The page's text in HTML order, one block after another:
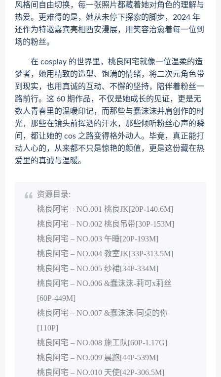
风格间自由切换，每一张照片都藏着她对角色的理解与
热爱。更难得的是，她从未停下探索的脚步，2024 年
还作为特邀嘉宾亮相西安漫展，用笑容治愈着每一位到
场的粉丝。
在 cosplay 的世界里，桃良阿宅就像一位温柔的造
梦者，她用精致的造型、饱满的情绪，将二次元角色带
到现实，也用真诚的互动、不懈的坚持，陪伴着粉丝一
路前行。这 60 期作品，不仅是她成长的见证，更是无
数人青春里的温暖印记，而那些与蠢沫沫并肩创作的时
光，那些在镜头前挥洒的汗水，那些倾听粉丝心声的瞬
间，都让她的 cos 之路变得格外动人。毕竟，真正能打
动人心的，从来都不只是惊艳的颜值，更是这份藏在热
爱里的真诚与温暖。
资源目录:
桃良阿宅 – NO.001 桃良JK[20P-140.6M]
桃良阿宅 – NO.002 桃良吊带[30P-153M]
桃良阿宅 – NO.003 午睡[20P-193M]
桃良阿宅 – NO.004 教室JK[33P-313.5M]
桃良阿宅 – NO.005 纱裙[34P-334M]
桃良阿宅 – NO.006 &蠢沫沫-莉可x莉丝
[60P-449M]
桃良阿宅 – NO.007 &蠢沫沫-同桌的你
[110P]
桃良阿宅 – NO.008 施工队[60P-1.17G]
桃良阿宅 – NO.009 晨跑[44P-539M]
桃良阿宅 – NO.010 天使[42P-306.5M]